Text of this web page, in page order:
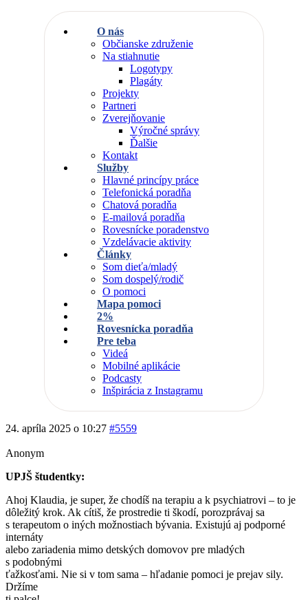
O nás
Občianske združenie
Na stiahnutie
Logotypy
Plagáty
Projekty
Partneri
Zverejňovanie
Výročné správy
Ďalšie
Kontakt
Služby
Hlavné princípy práce
Telefonická poradňa
Chatová poradňa
E-mailová poradňa
Rovesnícke poradenstvo
Vzdelávacie aktivity
Články
Som dieťa/mladý
Som dospelý/rodič
O pomoci
Mapa pomoci
2%
Rovesnícka poradňa
Pre teba
Videá
Mobilné aplikácie
Podcasty
Inšpirácia z Instagramu
24. apríla 2025 o 10:27 #5559
Anonym
UPJŠ študentky:
Ahoj Klaudia, je super, že chodíš na terapiu a k psychiatrovi – to je
dôležitý krok. Ak cítiš, že prostredie ti škodí, porozprávaj sa
s terapeutom o iných možnostiach bývania. Existujú aj podporné
internáty
alebo zariadenia mimo detských domovov pre mladých
s podobnými
ťažkosťami. Nie si v tom sama – hľadanie pomoci je prejav sily.
Držíme